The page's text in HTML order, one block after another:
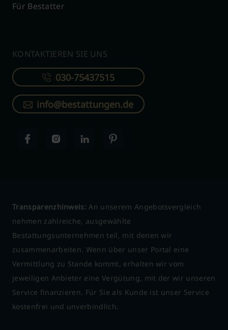
Für Bestatter
KONTAKTIEREN SIE UNS
030-75437515
info@bestattungen.de
Transparenzhinweis: An unserem Angebotsvergleich
nehmen zahlreiche, ausgewählte
Bestattungsunternehmen teil, mit denen wir
zusammenarbeiten. Wenn über unser Portal eine
Vermittlung zu Stande kommt, erhalten wir vom
jeweiligen Anbieter eine Vergütung, mit der wir unseren
Service finanzieren. Für Sie als Kunde ist unser Service
kostenfrei und unverbindlich.